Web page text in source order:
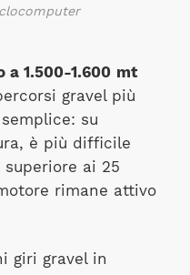
a 1.500-1.600 mt
gravel più
su
è più difficile
ai 25
rimane attivo
giri gravel in